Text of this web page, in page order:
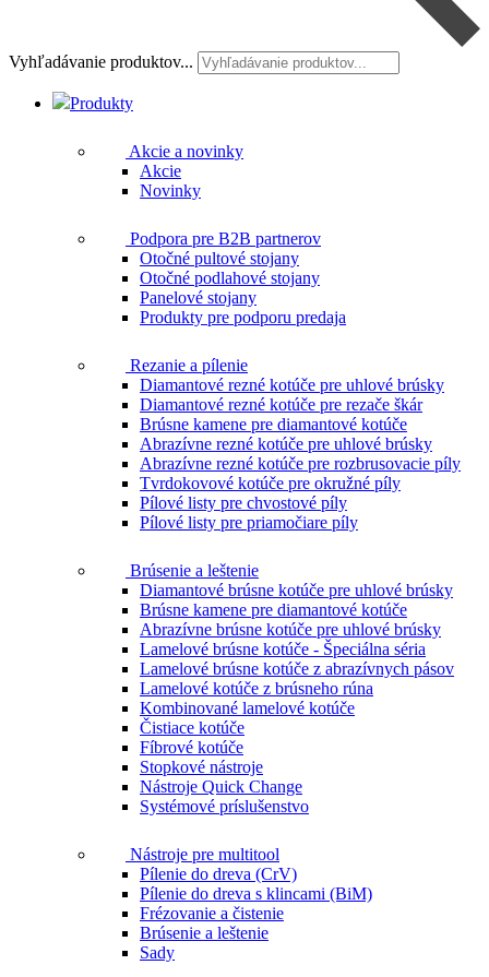
Vyhľadávanie produktov...
Produkty
Akcie a novinky
Akcie
Novinky
Podpora pre B2B partnerov
Otočné pultové stojany
Otočné podlahové stojany
Panelové stojany
Produkty pre podporu predaja
Rezanie a pílenie
Diamantové rezné kotúče pre uhlové brúsky
Diamantové rezné kotúče pre rezače škár
Brúsne kamene pre diamantové kotúče
Abrazívne rezné kotúče pre uhlové brúsky
Abrazívne rezné kotúče pre rozbrusovacie píly
Tvrdokovové kotúče pre okružné píly
Pílové listy pre chvostové píly
Pílové listy pre priamočiare píly
Brúsenie a leštenie
Diamantové brúsne kotúče pre uhlové brúsky
Brúsne kamene pre diamantové kotúče
Abrazívne brúsne kotúče pre uhlové brúsky
Lamelové brúsne kotúče - Špeciálna séria
Lamelové brúsne kotúče z abrazívnych pásov
Lamelové kotúče z brúsneho rúna
Kombinované lamelové kotúče
Čistiace kotúče
Fíbrové kotúče
Stopkové nástroje
Nástroje Quick Change
Systémové príslušenstvo
Nástroje pre multitool
Pílenie do dreva (CrV)
Pílenie do dreva s klincami (BiM)
Frézovanie a čistenie
Brúsenie a leštenie
Sady